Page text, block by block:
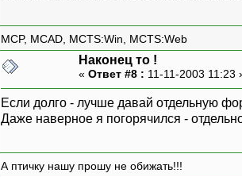
MCP, MCAD, MCTS:Win, MCTS:Web
Наконец то !
« Ответ #8 : 11-11-2003 11:23
Если долго - лучше давай отдельную
Даже наверное я погорячился -
А птичку нашу прошу не обижать!!!